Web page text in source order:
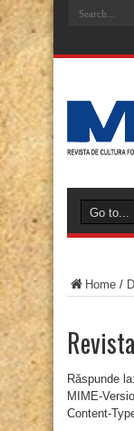
Home /
Răspunde
MIME-
Content-